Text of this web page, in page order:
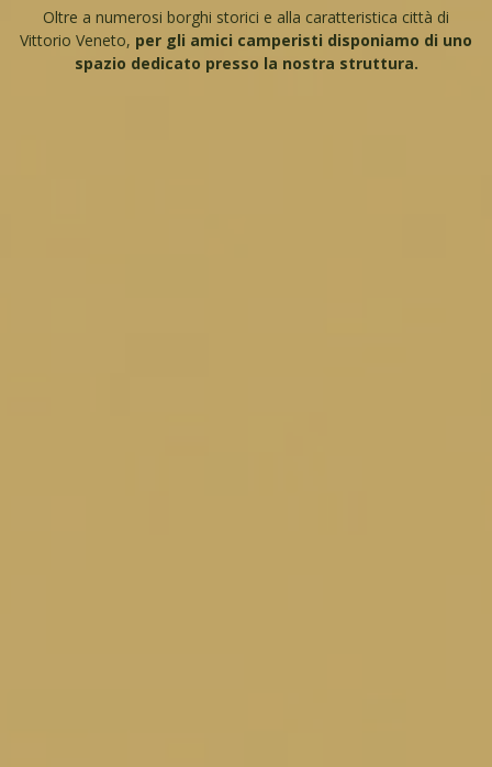
Oltre a numerosi borghi storici e alla caratteristica città di
Vittorio Veneto, per gli amici camperisti disponiamo di uno
spazio dedicato presso la nostra struttura.